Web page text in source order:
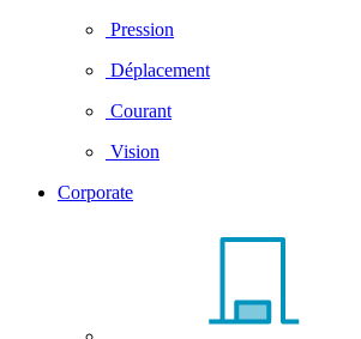
Pression
Déplacement
Courant
Vision
Corporate